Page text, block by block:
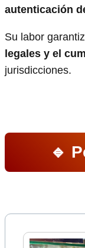
autenticación
Su labor
legales y el
jurisdicciones.
🔹